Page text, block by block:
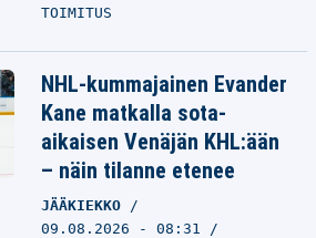
TOIMITUS
NHL-kummajainen Evander
Kane matkalla sota-
aikaisen Venäjän KHL:ään
– näin tilanne etenee
JÄÄKIEKKO
09.08.2026 - 08:31